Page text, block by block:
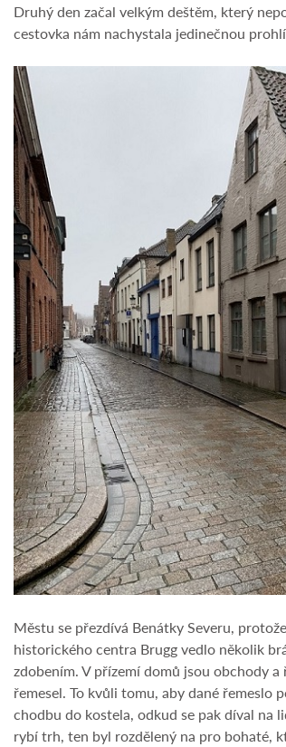
Druhý den začal velkým deštěm, který
cestovka nám nachystala jedinečnou
Městu se přezdívá Benátky Severu,
historického centra Brugg vedlo několik
zdobením. V přízemí domů jsou obchody
řemesel. To kvůli tomu, aby dané
chodbu do kostela, odkud se pak díval na
rybí trh, ten byl rozdělený na pro bohaté,